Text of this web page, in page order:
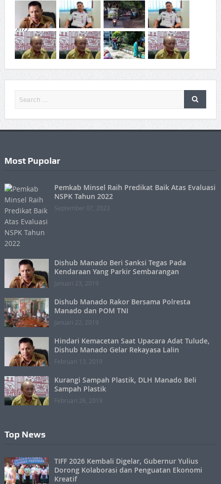
Most Pupolar
Pemkab Minsel Raih Predikat Baik Atas Evaluasi
NSPK Tahun 2022
September 07, 2023
Dishub Manado Beri Sanksi Tegas Pada
Kendaraan Yang Parkir Sembarangan
Januari 23, 2019
Dishub Manado Rakor Bersama Polresta
Manado dan POM TNI
Januari 22, 2019
Hindari Kemacetan Saat Upacara Adat Tulude,
Dishub Manado Gelar Rekayasa Lalin
Februari 13, 2019
Kurangi Sampah Plastik, DLH Manado Beli
Sampah Plastik
Februari 26, 2019
Top News
TIFF 2026 Kembali Digelar, Gubernur Yulius
Dorong Kolaborasi dan Penguatan Ekonomi
Kreatif